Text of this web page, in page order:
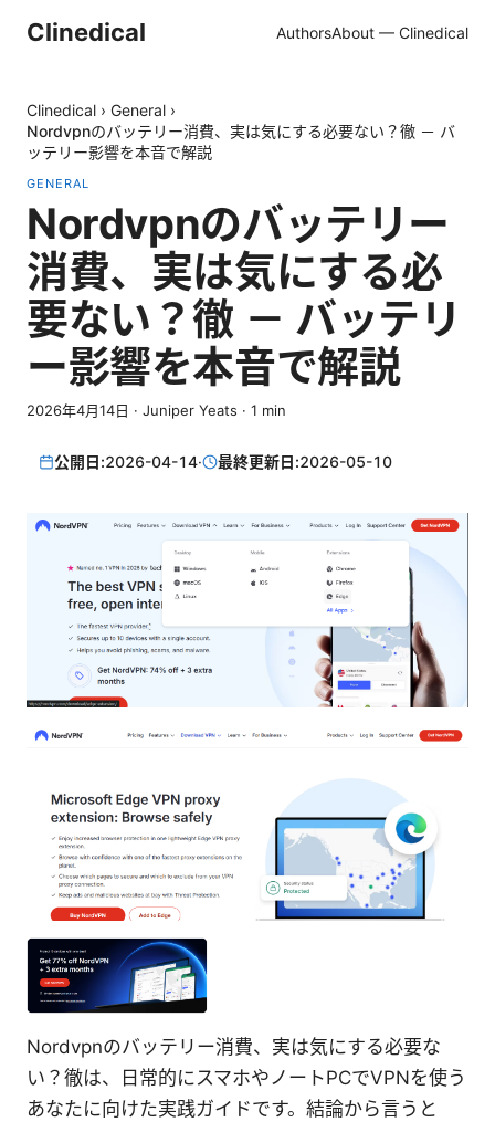
Clinedical AuthorsAbout — Clinedical
Clinedical › General ›
Nordvpnのバッテリー消費、実は気にする必要ない？徹 － バ
ッテリー影響を本音で解説
GENERAL
Nordvpnのバッテリー
消費、実は気にする必
要ない？徹 － バッテリ
ー影響を本音で解説
2026年4月14日 · Juniper Yeats · 1 min
公開日:2026-04-14· 最終更新日:2026-05-10
Nordvpnのバッテリー消費、実は気にする必要な
い？徹は、日常的にスマホやノートPCでVPNを使う
あなたに向けた実践ガイドです。結論から言うと